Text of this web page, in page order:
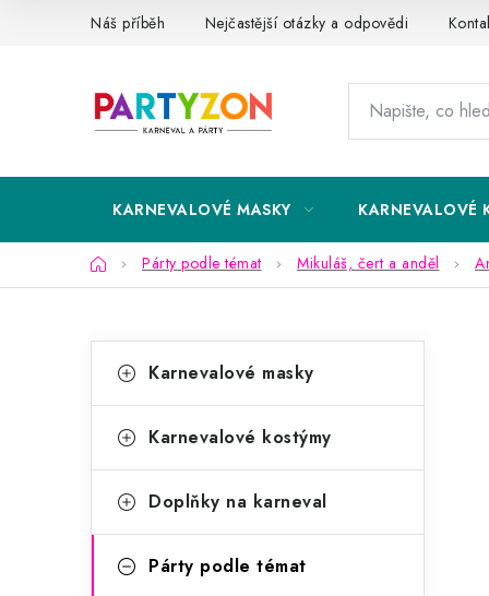
Náš příběh Nejčastější otázky a odpovědi
KARNEVALOVÉ MASKY KARNEVALOVÉ
DomůPárty podle témat Mikuláš, čert a anděl
o
t
r
kategorie
a
e
o
Karnevalové masky
Karnevalové kostýmy
Doplňky na karneval
Párty podle témat